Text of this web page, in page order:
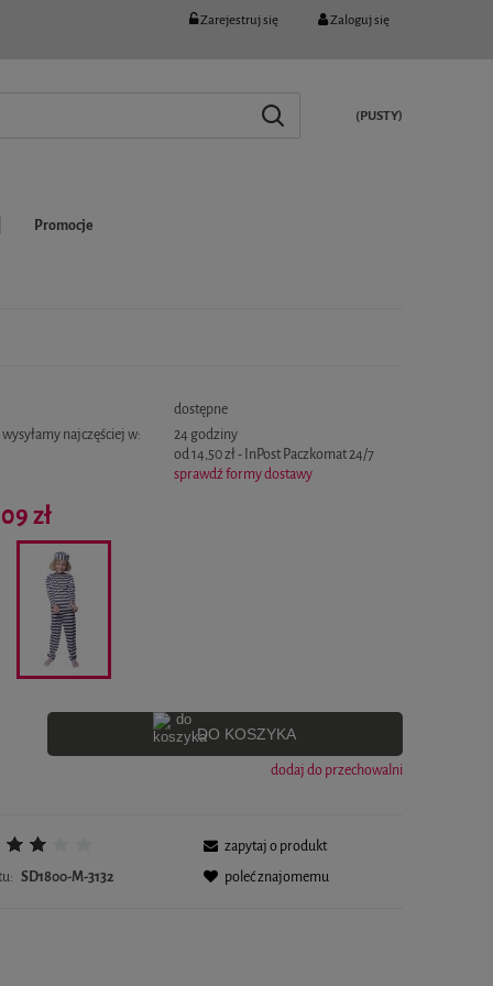
Zarejestruj się Zaloguj się
(PUSTY)
Promocje
dostępne
najczęściej w:
24 godziny
od 14,50 zł- InPost Paczkomat 24/7
sprawdź formy dostawy
zł
DO KOSZYKA
dodaj do przechowalni
SD1800-M-3132
zapytaj o produkt
poleć znajomemu